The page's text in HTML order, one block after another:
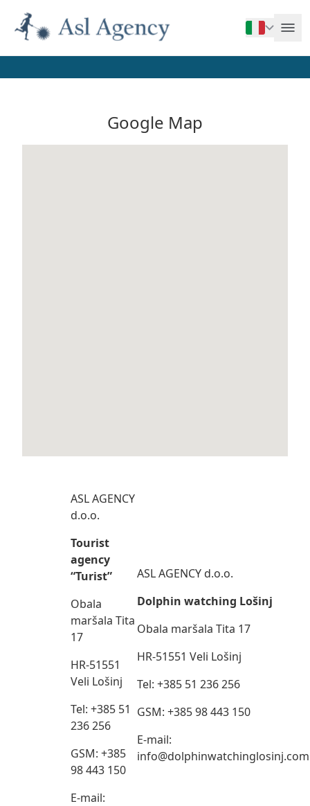
Google Map
ASL AGENCY
d.o.o.
Tourist
agency
“Turist”
Obala
maršala Tita
17
HR-51551
Veli Lošinj
Tel: +385 51
236 256
GSM: +385
98 443 150
E-mail:
ASL AGENCY d.o.o.
Dolphin watching Lošinj
Obala maršala Tita 17
HR-51551 Veli Lošinj
Tel: +385 51 236 256
GSM: +385 98 443 150
E-mail:
info@dolphinwatchinglosinj.com